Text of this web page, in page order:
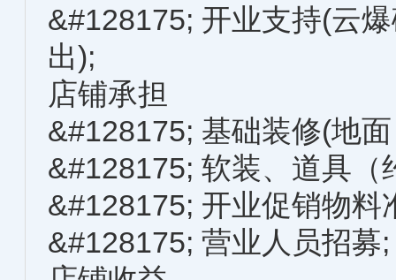
&#128175; 开业支持(云
出);
店铺承担
&#128175; 基础装修(地
&#128175; 软装、道具
&#128175; 开业促销物料
&#128175; 营业人员招募;